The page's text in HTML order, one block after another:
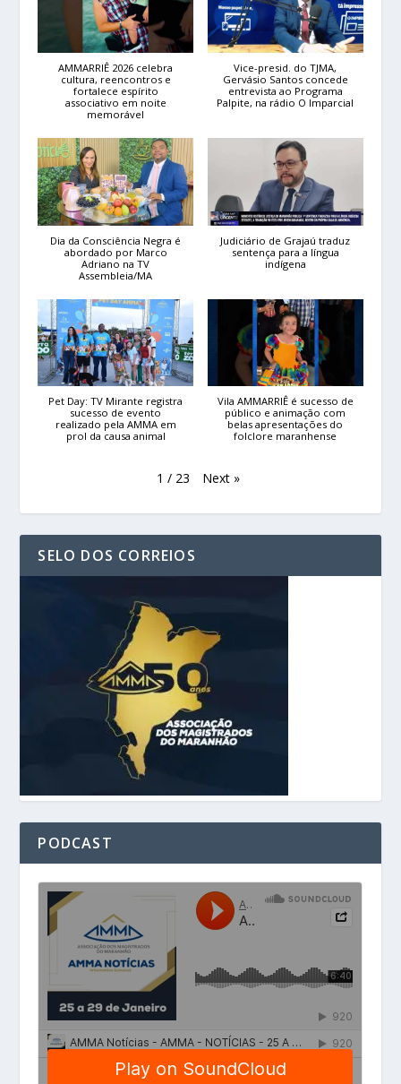
AMMARRIÊ 2026 celebra
cultura, reencontros e
fortalece espírito
associativo em noite
memorável
Vice-presid. do TJMA,
Gervásio Santos concede
entrevista ao Programa
Palpite, na rádio O Imparcial
Dia da Consciência Negra é
abordado por Marco
Adriano na TV
Assembleia/MA
Judiciário de Grajaú traduz
sentença para a língua
indígena
Pet Day: TV Mirante registra
sucesso de evento
realizado pela AMMA em
prol da causa animal
Vila AMMARRIÊ é sucesso de
público e animação com
belas apresentações do
folclore maranhense
1 / 23 Next »
SELO DOS CORREIOS
PODCAST